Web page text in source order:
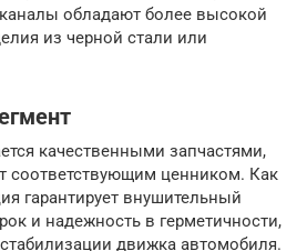
обладают более высокой
из черной стали или
качественными запчастями,
соответствующим ценником. Как
гарантирует внушительный
и надежность в герметичности,
движка автомобиля.